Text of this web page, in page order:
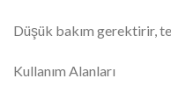
Düşük bakım gerektirir,
Kullanım Alanları